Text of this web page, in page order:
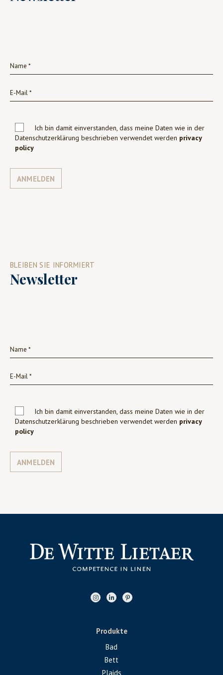
Ich bin damit einverstanden, dass meine Daten wie in der
Datenschutzerklärung beschrieben verwendet werden privacy
policy
ANMELDEN
BLEIBEN SIE INFORMIERT
Newsletter
Ich bin damit einverstanden, dass meine Daten wie in der
Datenschutzerklärung beschrieben verwendet werden privacy
policy
ANMELDEN
Produkte
Bad
Bett
Plaids